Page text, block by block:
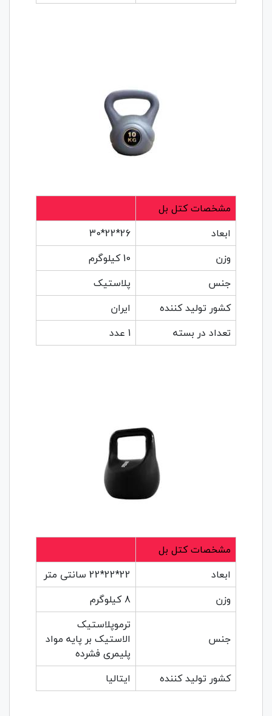
مشخصات کتل بل
ابعاد
26*22*30
وزن
10 کیلوگرم
جنس
پلاستیک
کشور تولید کننده
ایران
تعداد در بسته
1 عدد
مشخصات کتل بل
ابعاد
22*22*22 سانتی متر
وزن
8 کیلوگرم
جنس
ترموپلاستیک
الاستیک بر پایه مواد
پلیمری فشرده
کشور تولید کننده
ایتالیا